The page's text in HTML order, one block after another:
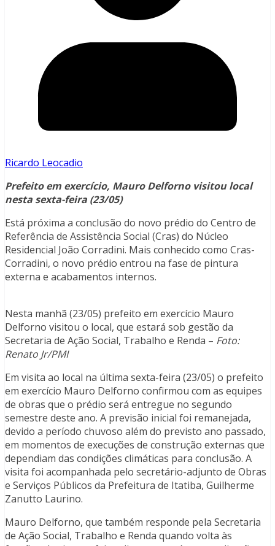
Ricardo Leocadio
Prefeito em exercício, Mauro Delforno visitou local
nesta sexta-feira (23/05)
Está próxima a conclusão do novo prédio do Centro de
Referência de Assistência Social (Cras) do Núcleo
Residencial João Corradini. Mais conhecido como Cras-
Corradini, o novo prédio entrou na fase de pintura
externa e acabamentos internos.
Nesta manhã (23/05) prefeito em exercício Mauro
Delforno visitou o local, que estará sob gestão da
Secretaria de Ação Social, Trabalho e Renda – Foto:
Renato Jr/PMI
Em visita ao local na última sexta-feira (23/05) o prefeito
em exercício Mauro Delforno confirmou com as equipes
de obras que o prédio será entregue no segundo
semestre deste ano. A previsão inicial foi remanejada,
devido a período chuvoso além do previsto ano passado,
em momentos de execuções de construção externas que
dependiam das condições climáticas para conclusão. A
visita foi acompanhada pelo secretário-adjunto de Obras
e Serviços Públicos da Prefeitura de Itatiba, Guilherme
Zanutto Laurino.
Mauro Delforno, que também responde pela Secretaria
de Ação Social, Trabalho e Renda quando volta às